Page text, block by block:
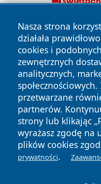
Nasza strona
działała
cookies i
zewnętrznych
analitycznych,
przetwarzane
partnerów.
strony lub klikając
wyrażasz zgodę na
plików cookies
prywatności.
Copyright © 2026
News Autorzy